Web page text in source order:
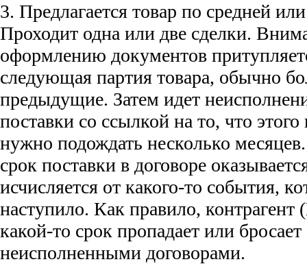
3. Предлагается товар по средней
Проходит одна или две сделки.
оформлению документов
следующая партия товара, обычно
предыдущие. Затем идет
поставки со ссылкой на то, что этого
нужно подождать несколько
срок поставки в договоре
исчисляется от какого-то события,
наступило. Как правило, контрагент
какой-то срок пропадает или
неисполненными договорами.